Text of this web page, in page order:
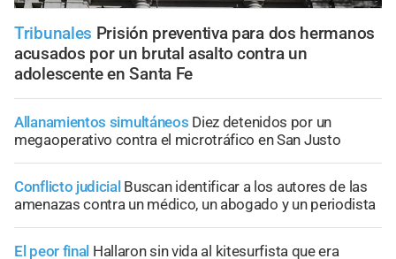
Tribunales Prisión preventiva para dos hermanos
acusados por un brutal asalto contra un
adolescente en Santa Fe
Allanamientos simultáneos Diez detenidos por un
megaoperativo contra el microtráfico en San Justo
Conflicto judicial Buscan identificar a los autores de las
amenazas contra un médico, un abogado y un periodista
El peor final Hallaron sin vida al kitesurfista que era